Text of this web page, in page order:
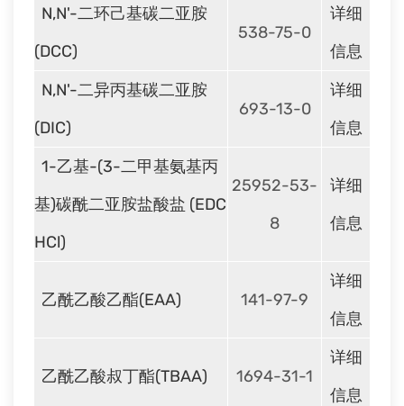
N,N'-二环己基碳二亚胺
(DCC)
538-75-0
详细
信息
N,N'-二异丙基碳二亚胺
(DIC)
693-13-0
详细
信息
1-乙基-(3-二甲基氨基丙
基)碳酰二亚胺盐酸盐 (EDC
HCl)
25952-53-
8
详细
信息
乙酰乙酸乙酯(EAA) 141-97-9
详细
信息
乙酰乙酸叔丁酯(TBAA) 1694-31-1
详细
信息